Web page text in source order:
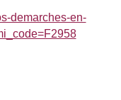
demarches-en-